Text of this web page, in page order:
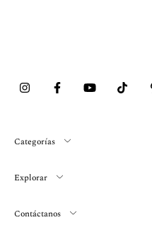
Categorías
Explorar
Contáctanos